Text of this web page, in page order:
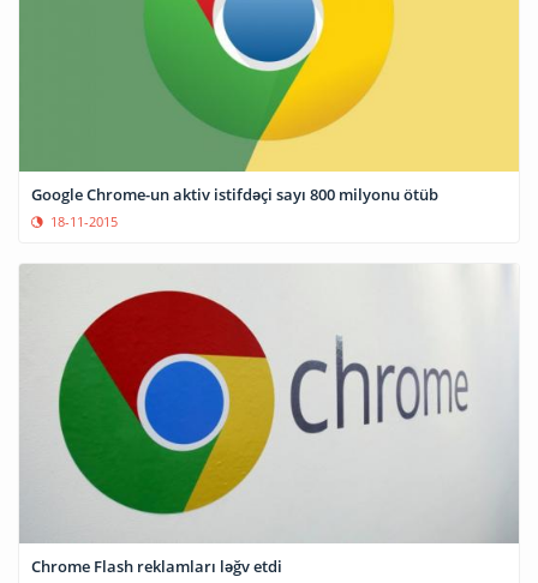
Google Chrome-un aktiv istifdəçi sayı 800 milyonu ötüb
18-11-2015
Chrome Flash reklamları ləğv etdi